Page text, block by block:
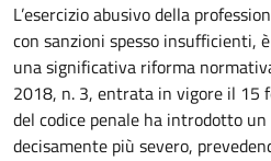
L’esercizio abusivo della
con sanzioni spesso insufficienti,
una significativa riforma
2018, n. 3, entrata in vigore il 15
del codice penale ha introdotto
decisamente più severo,